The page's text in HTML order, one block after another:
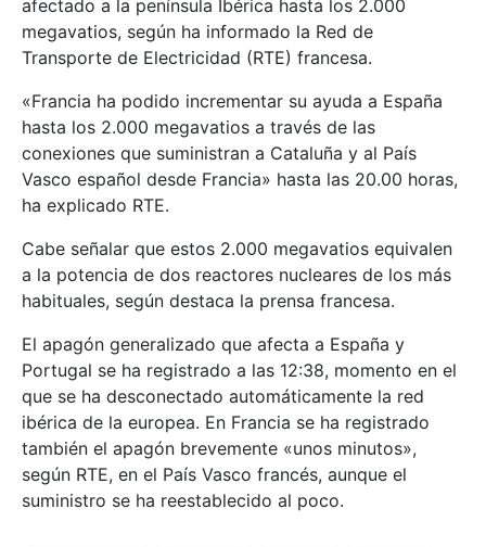
afectado a la península Ibérica hasta los 2.000
megavatios, según ha informado la Red de
Transporte de Electricidad (RTE) francesa.
«Francia ha podido incrementar su ayuda a España
hasta los 2.000 megavatios a través de las
conexiones que suministran a Cataluña y al País
Vasco español desde Francia» hasta las 20.00 horas,
ha explicado RTE.
Cabe señalar que estos 2.000 megavatios equivalen
a la potencia de dos reactores nucleares de los más
habituales, según destaca la prensa francesa.
El apagón generalizado que afecta a España y
Portugal se ha registrado a las 12:38, momento en el
que se ha desconectado automáticamente la red
ibérica de la europea. En Francia se ha registrado
también el apagón brevemente «unos minutos»,
según RTE, en el País Vasco francés, aunque el
suministro se ha reestablecido al poco.